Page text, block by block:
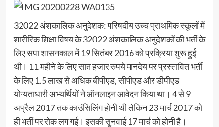
32022 अंशकालिक अनुदेशक: परिषदीय उच्च प्राथमिक स्कूलों में
शारीरिक शिक्षा विषय के 32022 अंशकालिक अनुदेशकों की भर्ती के
लिए सपा शासनकाल में 19 सितंबर 2016 को प्रक्रिया शुरू हुई
थी। 11 महीने के लिए सात हजार रुपये मानदेय पर प्रस्तावित भर्ती
के लिए 1.5 लाख से अधिक बीपीएड, सीपीएड और डीपीएड
योग्यताधारी अभ्यर्थियों ने ऑनलाइन आवेदन किया था। 4 से 9
अप्रैल 2017 तक काउंसिलिंग होनी थी लेकिन 23 मार्च 2017 को
ही भर्ती पर रोक लग गई। इसकी सुनवाई 17 मार्च को होनी है।